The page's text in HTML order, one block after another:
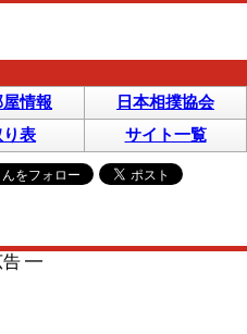
情報
日本相撲協会
表 サイト一覧
━